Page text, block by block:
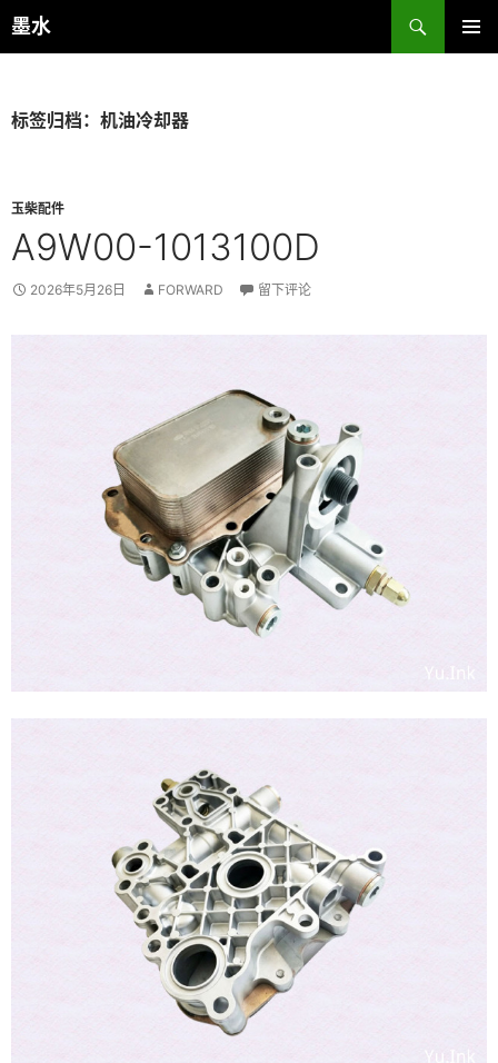
跳
至
墨水
搜
索
标签归档：机油冷却器
玉柴配件
A9W00-1013100D
2026年5月26日 FORWARD 留下评论